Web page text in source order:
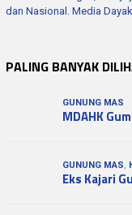
dan Nasional. Media
PALING BANYAK
GUNUNG MAS
MDAHK
GUNUNG MAS,
Eks Kajari